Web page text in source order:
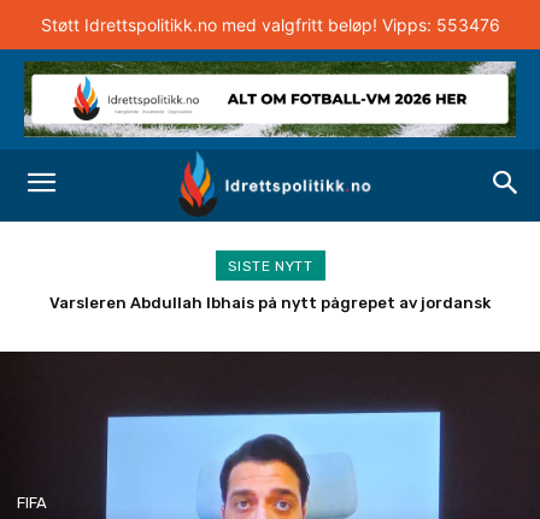
Støtt Idrettspolitikk.no med valgfritt beløp! Vipps: 553476
SISTE NYTT
Varsleren Abdullah Ibhais på nytt pågrepet av jordansk
FIFA